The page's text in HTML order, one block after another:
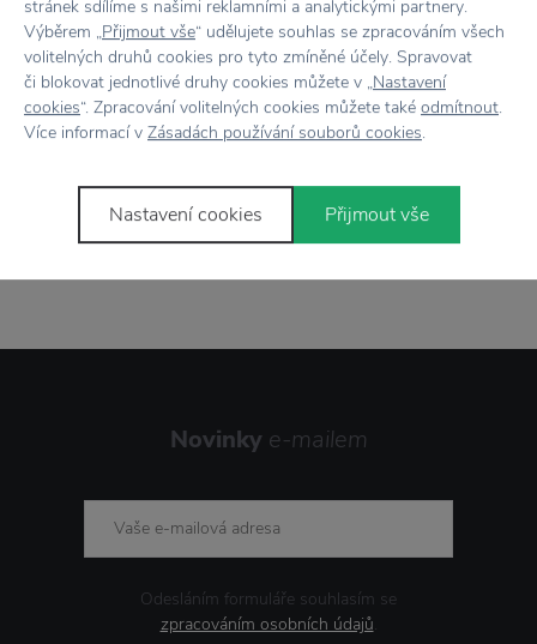
7500+ produktůna výběr
Showroomve Zlíně
Stojí zapozornost
Novinky e-mailem
Odesláním formuláře souhlasím se
zpracováním osobních údajů.
stránek sdílíme s našimi reklamními a analytickými partnery.
Výběrem „Přijmout vše“ udělujete souhlas se zpracováním všech
volitelných druhů cookies pro tyto zmíněné účely. Spravovat
či blokovat jednotlivé druhy cookies můžete v „Nastavení
cookies“. Zpracování volitelných cookies můžete také odmítnout.
Více informací v Zásadách používání souborů cookies.
Nastavení cookies Přijmout vše